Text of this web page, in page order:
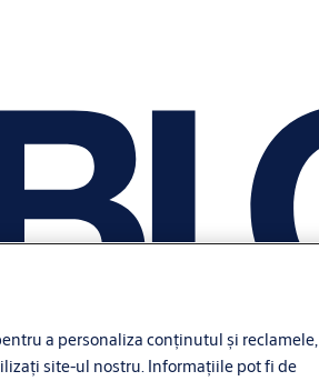
a personaliza conținutul și reclamele,
site-ul nostru. Informațiile pot fi de